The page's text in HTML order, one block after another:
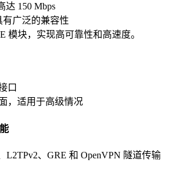
达 150 Mbps
广泛的兼容性
模块，实现高可靠性和高速度。
口
，适用于高级情况
L2TPv2、GRE 和 OpenVPN 隧道传输